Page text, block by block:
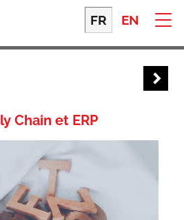
FR EN
Chain et ERP